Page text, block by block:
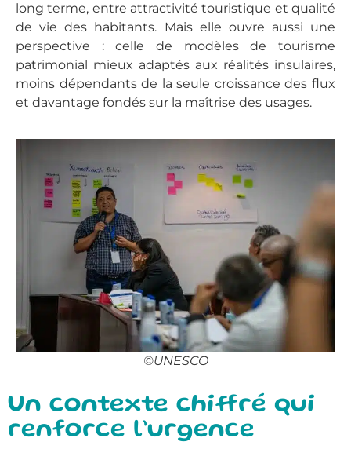
long terme, entre attractivité touristique et qualité
de vie des habitants. Mais elle ouvre aussi une
perspective : celle de modèles de tourisme
patrimonial mieux adaptés aux réalités insulaires,
moins dépendants de la seule croissance des flux
et davantage fondés sur la maîtrise des usages.
©UNESCO
Un contexte chiffré qui
renforce l’urgence